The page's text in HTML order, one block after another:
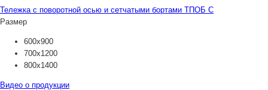
Тележка с поворотной осью и сетчатыми бортами ТПОБ С
Размер
600х900
700х1200
800х1400
Видео о продукции